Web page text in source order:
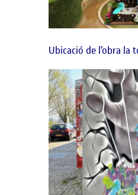
Ubicació de l’obra la